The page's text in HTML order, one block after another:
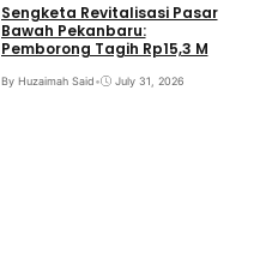
Sengketa Revitalisasi Pasar
Bawah Pekanbaru:
Pemborong Tagih Rp15,3 M
By Huzaimah Said• July 31, 2026